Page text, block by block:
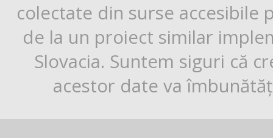
colectate din surse
de la un proiect similar
Slovacia. Suntem siguri că
acestor date va